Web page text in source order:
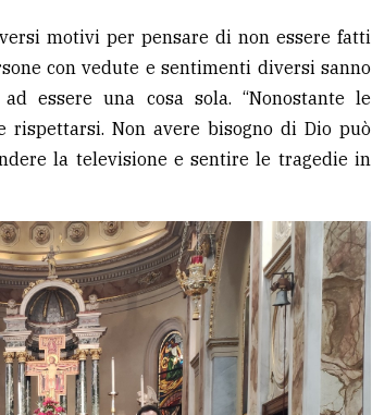
motivi per pensare di non essere fatti
con vedute e sentimenti diversi sanno
essere una cosa sola. “Nonostante le
Non avere bisogno di Dio può
la televisione e sentire le tragedie in